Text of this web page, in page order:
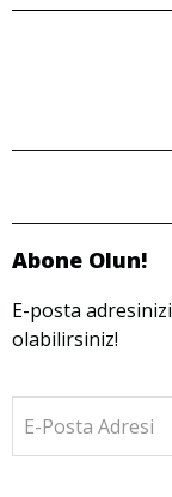
Abone Olun!
E-posta
olabilirsiniz!
E-Posta Adresi